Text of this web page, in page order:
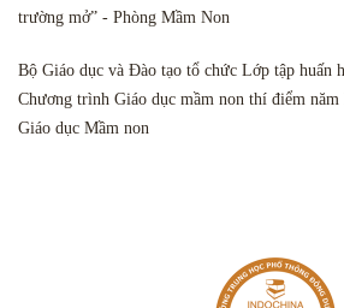
trường mở” - Phòng Mầm Non
Bộ Giáo dục và Đào tạo tổ chức Lớp tập huấn
Chương trình Giáo dục mầm non thí điểm năm
Giáo dục Mầm non